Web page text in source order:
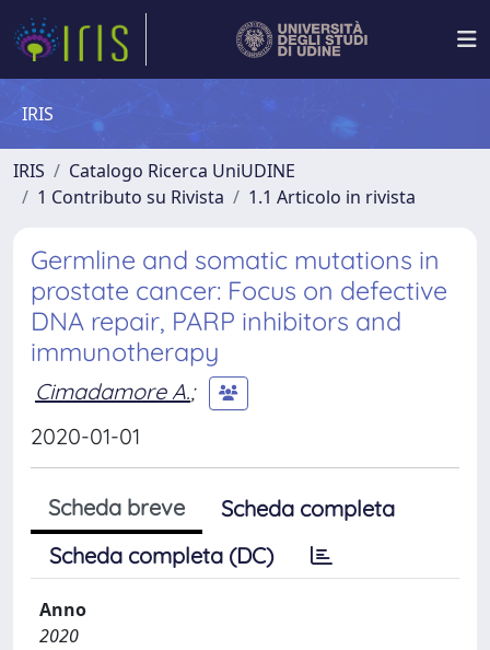
IRIS
IRIS
Catalogo Ricerca UniUDINE
1 Contributo su Rivista
1.1 Articolo in rivista
Germline and somatic mutations in
prostate cancer: Focus on defective
DNA repair, PARP inhibitors and
immunotherapy
Cimadamore A.;
2020-01-01
Scheda breve
Scheda completa
Scheda completa (DC)
Anno
2020